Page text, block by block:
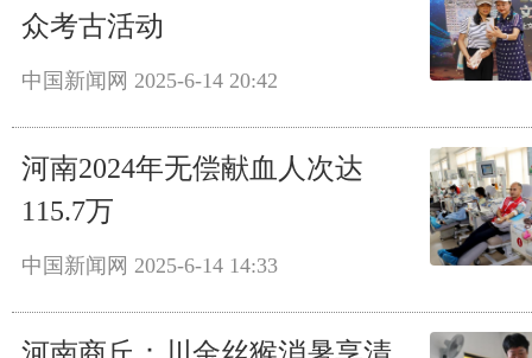
众考古活动
中国新闻网 2025-6-14 20:42
河南2024年无偿献血人次达
115.7万
中国新闻网 2025-6-14 14:33